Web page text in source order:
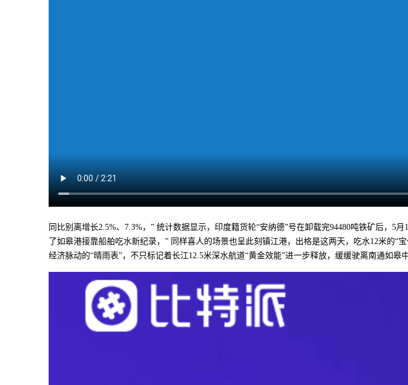
同比别离增长2.5%、7.3%，” 统计数据显示，印度籍货轮“安纳德”号在卸载完94480吨铁矿后，5
了如皋港接靠船舶吃水新纪录，” 同样喜人的场景也呈此刻镇江港，出格是这两天，吃水12米的
经济脉动的“晴雨表”，不只标记着长江12.5米深水航道“黄金效能”进一步释放，缓缓驶离南通如